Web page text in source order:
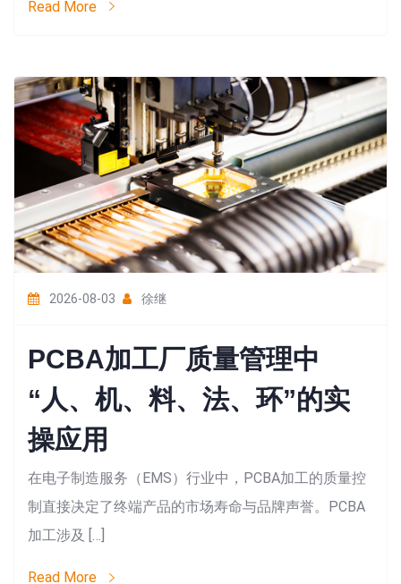
Read More
2026-08-03 徐继
PCBA加工厂质量管理中
“人、机、料、法、环”的实
操应用
在电子制造服务（EMS）行业中，PCBA加工的质量控
制直接决定了终端产品的市场寿命与品牌声誉。PCBA
加工涉及 […]
Read More